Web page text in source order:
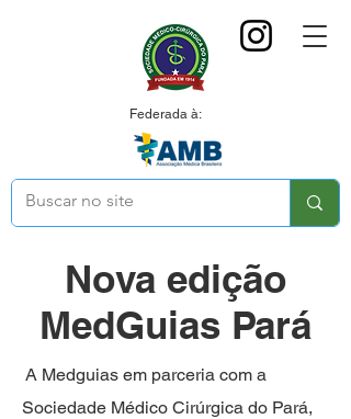
Federada à:
Nova edição
MedGuias Pará
A Medguias em parceria com a
Sociedade Médico Cirúrgica do Pará,